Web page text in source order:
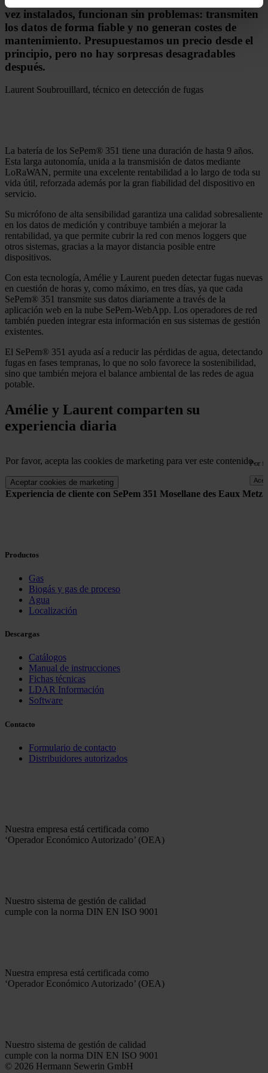
vez instalados, funcionan sin problemas: transmiten
los datos de forma fiable y no generan costes de
mantenimiento. Presupuestamos un precio desde el
principio, pero no hay sorpresas desagradables
después.
Laurent Soubrouillard, técnico en detección de fugas
La batería de los SePem® 351 tiene una duración de hasta 9 años.
Esta larga autonomía, unida a la transmisión de datos mediante
LoRaWAN, permite una excelente rentabilidad a lo largo de toda su
vida útil, reforzada además por la gran fiabilidad del dispositivo en
servicio.
Su micrófono de alta sensibilidad garantiza una calidad sobresaliente
en los datos de medición y contribuye también a mejorar la
rentabilidad, ya que permite cubrir la red con menos loggers que
otros sistemas, gracias a la mayor distancia posible entre
dispositivos.
Con esta tecnología, Amélie y Laurent pueden detectar fugas nuevas
en cuestión de horas y, como máximo, en tres días, ya que cada
SePem® 351 transmite sus datos diariamente a través de la
aplicación web en la nube SePem-WebApp. Los operadores de red
también pueden integrar esta información en sus sistemas de gestión
existentes.
El SePem® 351 ayuda así a reducir las pérdidas de agua, detectando
fugas en fases tempranas, lo que no solo favorece la sostenibilidad,
sino que también mejora el balance ambiental de las redes de agua
potable.
Amélie y Laurent comparten su
experiencia diaria
Por favor, acepta las cookies de marketing para ver este contenido.
Aceptar cookies de marketing
Experiencia de cliente con SePem 351 Mosellane des Eaux Metz
Por
Productos
Gas
Biogás y gas de proceso
Agua
Localización
Descargas
Catálogos
Manual de instrucciones
Fichas técnicas
LDAR Información
Software
Contacto
Formulario de contacto
Distribuidores autorizados
Nuestra empresa está certificada como
‘Operador Económico Autorizado’ (OEA)
Nuestro sistema de gestión de calidad
cumple con la norma DIN EN ISO 9001
Nuestra empresa está certificada como
‘Operador Económico Autorizado’ (OEA)
Nuestro sistema de gestión de calidad
cumple con la norma DIN EN ISO 9001
© 2026 Hermann Sewerin GmbH